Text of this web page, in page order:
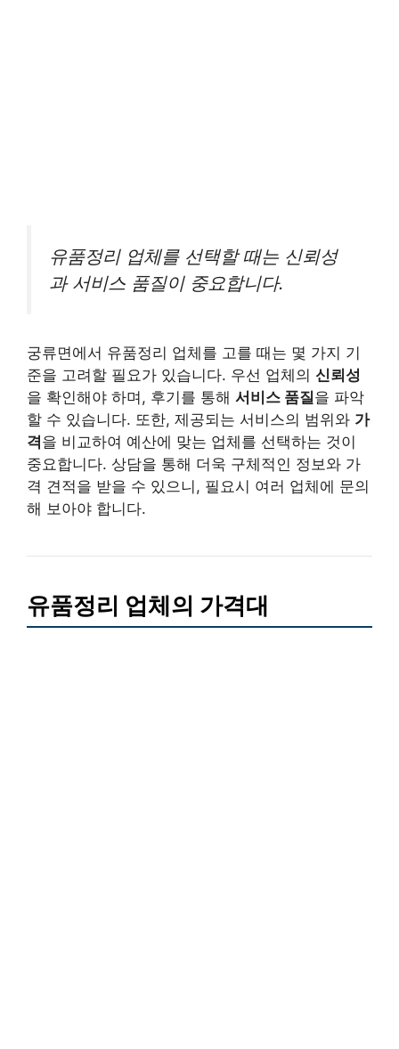
유품정리 업체를 선택할 때는 신뢰성
과 서비스 품질이 중요합니다.
궁류면에서 유품정리 업체를 고를 때는 몇 가지 기
준을 고려할 필요가 있습니다. 우선 업체의 신뢰성
을 확인해야 하며, 후기를 통해 서비스 품질을 파악
할 수 있습니다. 또한, 제공되는 서비스의 범위와 가
격을 비교하여 예산에 맞는 업체를 선택하는 것이
중요합니다. 상담을 통해 더욱 구체적인 정보와 가
격 견적을 받을 수 있으니, 필요시 여러 업체에 문의
해 보아야 합니다.
유품정리 업체의 가격대